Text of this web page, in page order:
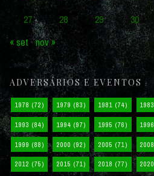
27
28 29 30
« set nov »
ADVERSÁRIOS E EVENTOS
1978 (72) 1979 (83) 1981 (74) 1983
1993 (84) 1994 (97) 1995 (76) 1996
1999 (88) 2000 (92) 2005 (71) 2008
2012 (75) 2015 (71) 2018 (77) 2020